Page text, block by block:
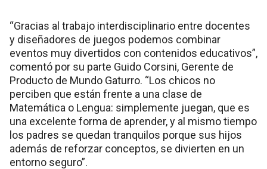
“Gracias al trabajo interdisciplinario entre docentes
y diseñadores de juegos podemos combinar
eventos muy divertidos con contenidos educativos”,
comentó por su parte Guido Corsini, Gerente de
Producto de Mundo Gaturro. “Los chicos no
perciben que están frente a una clase de
Matemática o Lengua: simplemente juegan, que es
una excelente forma de aprender, y al mismo tiempo
los padres se quedan tranquilos porque sus hijos
además de reforzar conceptos, se divierten en un
entorno seguro”.